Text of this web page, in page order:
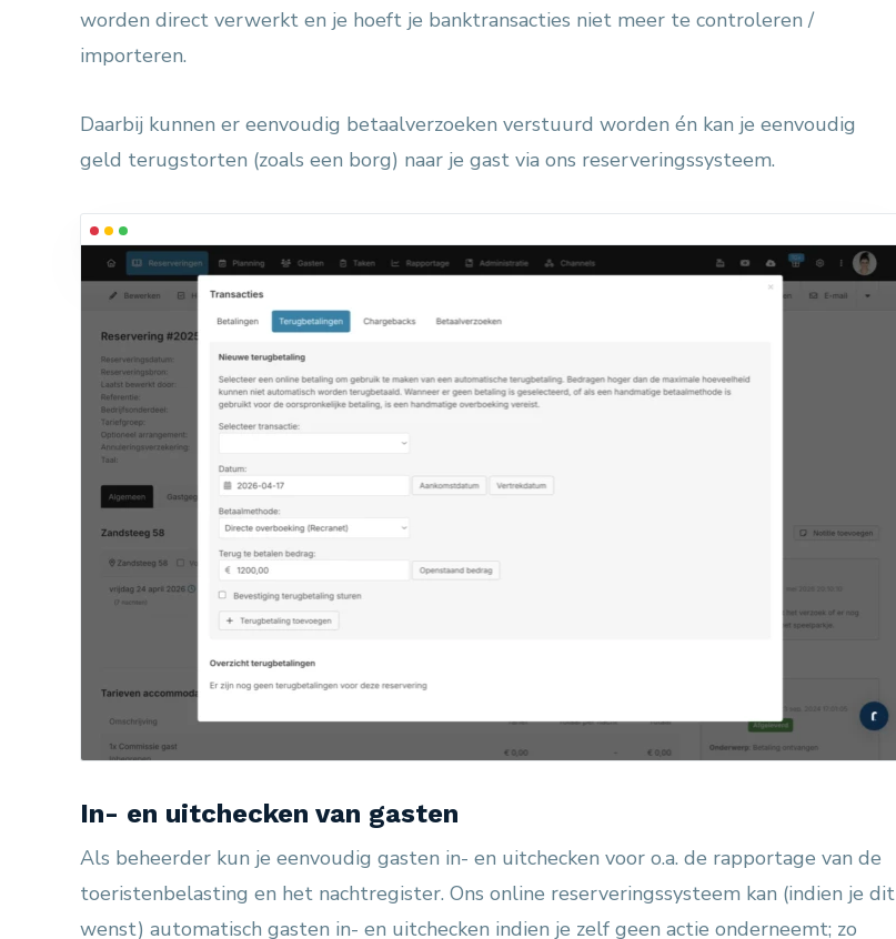
worden direct verwerkt en je hoeft je banktransacties niet meer te controleren /
importeren.
Daarbij kunnen er eenvoudig betaalverzoeken verstuurd worden én kan je eenvoudig
geld terugstorten (zoals een borg) naar je gast via ons reserveringssysteem.
In- en uitchecken van gasten
Als beheerder kun je eenvoudig gasten in- en uitchecken voor o.a. de rapportage van de
toeristenbelasting en het nachtregister. Ons online reserveringssysteem kan (indien je dit
wenst) automatisch gasten in- en uitchecken indien je zelf geen actie onderneemt; zo